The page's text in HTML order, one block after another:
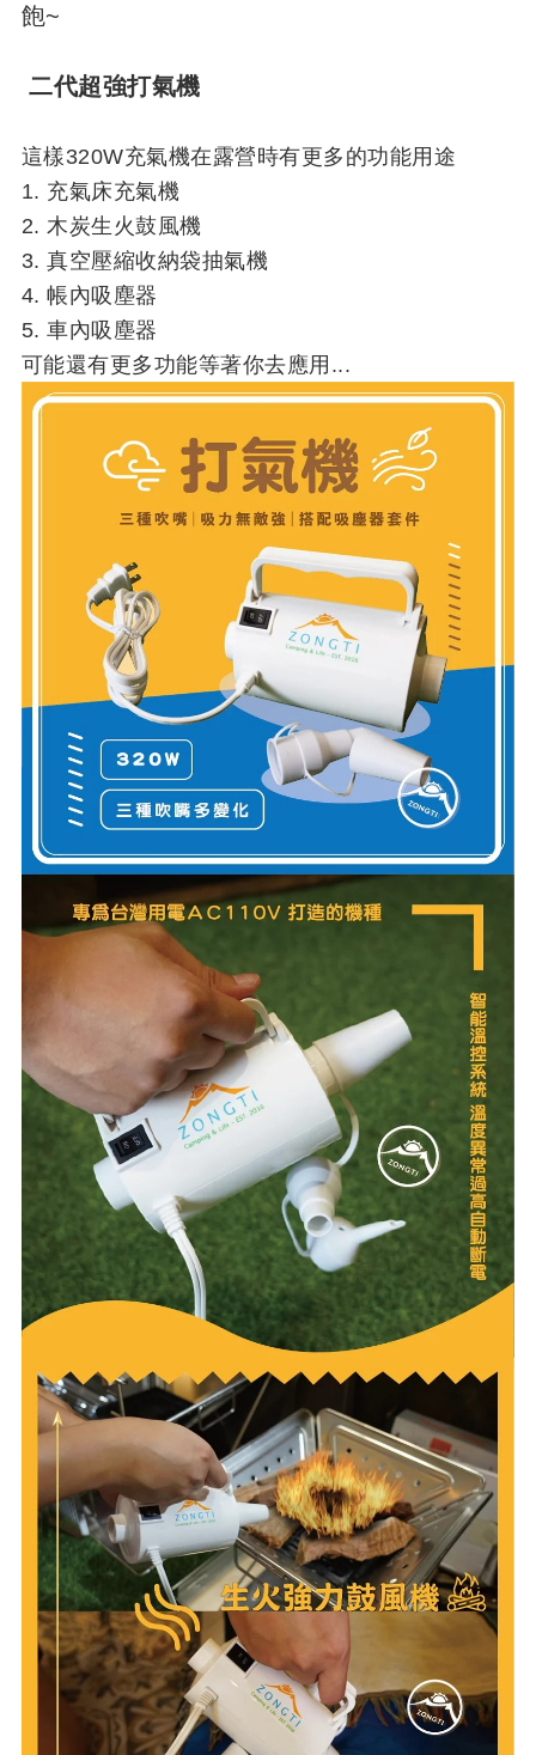
飽~
二代超強打氣機
這樣320W充氣機在露營時有更多的功能用途
1. 充氣床充氣機
2. 木炭生火鼓風機
3. 真空壓縮收納袋抽氣機
4. 帳內吸塵器
5. 車內吸塵器
可能還有更多功能等著你去應用...